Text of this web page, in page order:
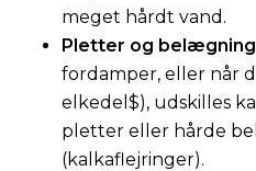
meget hårdt vand.
Pletter og
fordamper, eller når
elkedel$), udskilles
pletter eller hårde
(kalkaflejringer).